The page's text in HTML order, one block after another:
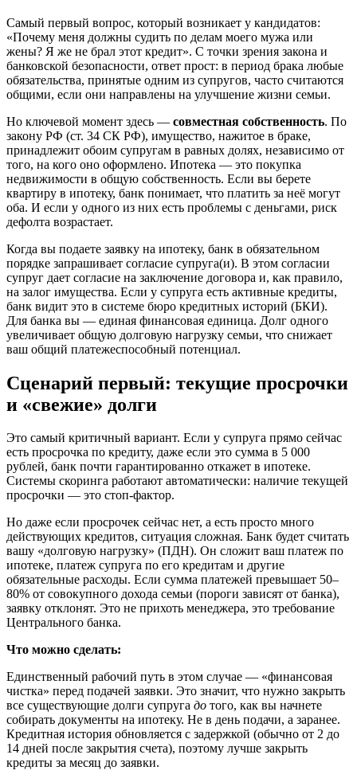
Самый первый вопрос, который возникает у кандидатов:
«Почему меня должны судить по делам моего мужа или
жены? Я же не брал этот кредит». С точки зрения закона и
банковской безопасности, ответ прост: в период брака любые
обязательства, принятые одним из супругов, часто считаются
общими, если они направлены на улучшение жизни семьи.
Но ключевой момент здесь — совместная собственность. По
закону РФ (ст. 34 СК РФ), имущество, нажитое в браке,
принадлежит обоим супругам в равных долях, независимо от
того, на кого оно оформлено. Ипотека — это покупка
недвижимости в общую собственность. Если вы берете
квартиру в ипотеку, банк понимает, что платить за неё могут
оба. И если у одного из них есть проблемы с деньгами, риск
дефолта возрастает.
Когда вы подаете заявку на ипотеку, банк в обязательном
порядке запрашивает согласие супруга(и). В этом согласии
супруг дает согласие на заключение договора и, как правило,
на залог имущества. Если у супруга есть активные кредиты,
банк видит это в системе бюро кредитных историй (БКИ).
Для банка вы — единая финансовая единица. Долг одного
увеличивает общую долговую нагрузку семьи, что снижает
ваш общий платежеспособный потенциал.
Сценарий первый: текущие просрочки
и «свежие» долги
Это самый критичный вариант. Если у супруга прямо сейчас
есть просрочка по кредиту, даже если это сумма в 5 000
рублей, банк почти гарантированно откажет в ипотеке.
Системы скоринга работают автоматически: наличие текущей
просрочки — это стоп-фактор.
Но даже если просрочек сейчас нет, а есть просто много
действующих кредитов, ситуация сложная. Банк будет считать
вашу «долговую нагрузку» (ПДН). Он сложит ваш платеж по
ипотеке, платеж супруга по его кредитам и другие
обязательные расходы. Если сумма платежей превышает 50–
80% от совокупного дохода семьи (пороги зависят от банка),
заявку отклонят. Это не прихоть менеджера, это требование
Центрального банка.
Что можно сделать:
Единственный рабочий путь в этом случае — «финансовая
чистка» перед подачей заявки. Это значит, что нужно закрыть
все существующие долги супруга до того, как вы начнете
собирать документы на ипотеку. Не в день подачи, а заранее.
Кредитная история обновляется с задержкой (обычно от 2 до
14 дней после закрытия счета), поэтому лучше закрыть
кредиты за месяц до заявки.